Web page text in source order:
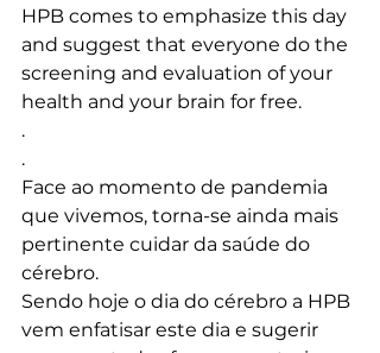
HPB comes to emphasize this day
and suggest that everyone do the
screening and evaluation of your
health and your brain for free.
.
.
Face ao momento de pandemia
que vivemos, torna-se ainda mais
pertinente cuidar da saúde do
cérebro.
Sendo hoje o dia do cérebro a HPB
vem enfatisar este dia e sugerir